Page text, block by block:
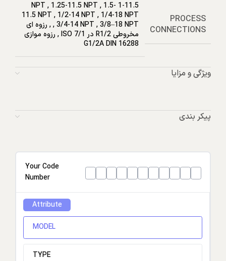
PROCESS
CONNECTIONS
1-11.5 NPT
, 1.25-11.5 NPT , 1.5-
11.5 NPT , 1/2-14 NPT , 1/4-18 NPT
,3/4-14 NPT ,3/8–18 NPT
, رزوه ای
مخروطی R1/2 در ISO 7/1
, رزوه موازی
G1/2A DIN 16288
ویژگی و مزایا
پیکر بندی
Your Code
Number
Attribute
MODEL
TYPE